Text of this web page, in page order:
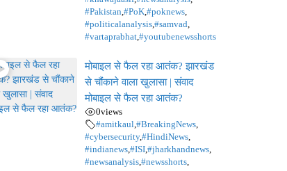
#Pakistan,#PoK,#poknews,
#politicalanalysis,#samvad,
#vartaprabhat,#youtubenewsshorts
मोबाइल से फैल रहा आतंक? झारखंड
से चौंकाने वाला खुलासा | संवाद
मोबाइल से फैल रहा आतंक?
0views
#amitkaul,#BreakingNews,
#cybersecurity,#HindiNews,
#indianews,#ISI,#jharkhandnews,
#newsanalysis,#newsshorts,